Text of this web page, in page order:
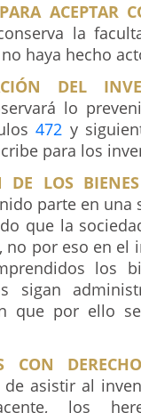
ACEPTAR
la
haya hecho
DEL
lo
472 y
para los
DE LOS
parte en una
que la
por eso en el
los
sigan
que por ello
CON
de asistir al
los